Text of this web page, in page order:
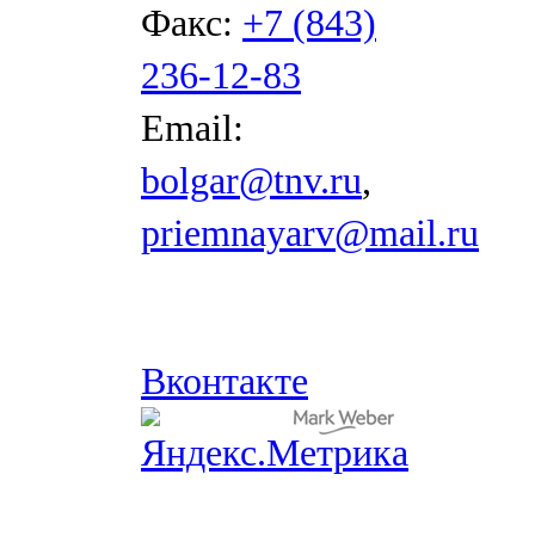
Факс: +7 (843)
236-12-83
Email:
bolgar@tnv.ru,
priemnayarv@mail.ru
Вконтакте